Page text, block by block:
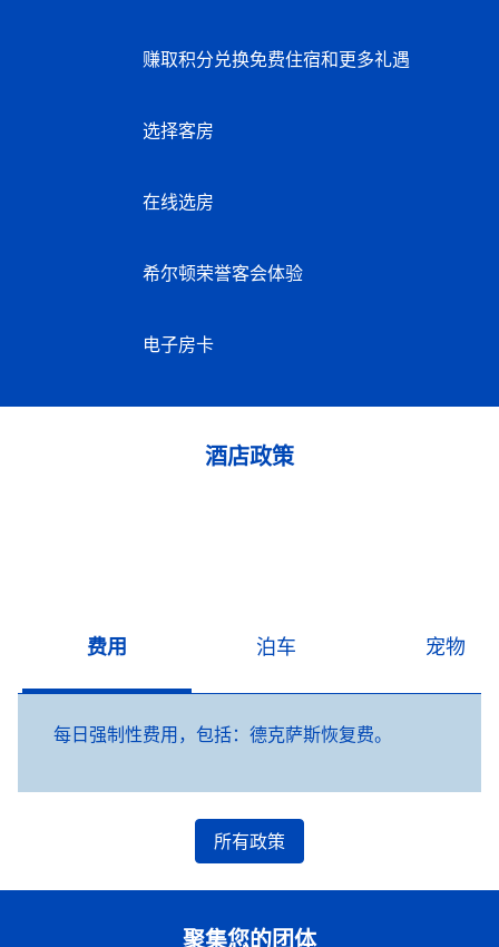
赚取积分兑换免费住宿和更多礼遇
选择客房
在线选房
希尔顿荣誉客会体验
电子房卡
酒店政策
费用 泊车 宠物
每日强制性费用，包括：德克萨斯恢复费。
所有政策
聚集您的团体